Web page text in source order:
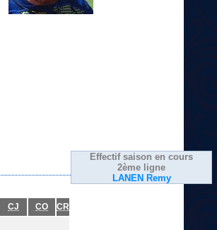
Effectif saison en cours
2ème ligne
LANEN Remy
CJ CO CR